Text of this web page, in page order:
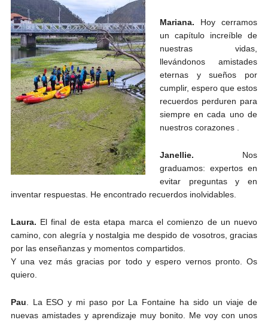
Mariana. Hoy cerramos
un capítulo increíble de
nuestras vidas,
llevándonos amistades
eternas y sueños por
cumplir, espero que estos
recuerdos perduren para
siempre en cada uno de
nuestros corazones .
Janellie. Nos
graduamos: expertos en
evitar preguntas y en
inventar respuestas. He encontrado recuerdos inolvidables.
Laura. El final de esta etapa marca el comienzo de un nuevo
camino, con alegría y nostalgia me despido de vosotros, gracias
por las enseñanzas y momentos compartidos.
Y una vez más gracias por todo y espero vernos pronto. Os
quiero.
Pau . La ESO y mi paso por La Fontaine ha sido un viaje de
nuevas amistades y aprendizaje muy bonito. Me voy con unos